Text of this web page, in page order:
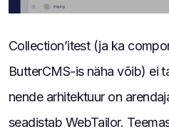
Collection’itest (ja ka
ButterCMS-is näha võib) ei
nende arhitektuur on
seadistab WebTailor.